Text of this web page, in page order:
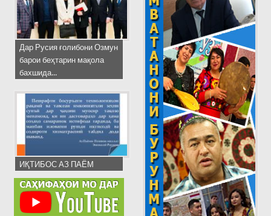
Дар Русия ғолибони Озмун
барои беҳтарин мақола
бахшида...
ИҚТИБОС АЗ ПАЁМ